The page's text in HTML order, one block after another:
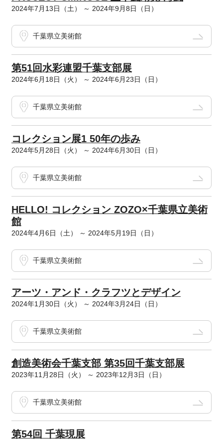
2024年7月13日（土） ～ 2024年9月8日（日）
千葉県立美術館
第51回水彩連盟千葉支部展
2024年6月18日（火） ～ 2024年6月23日（日）
千葉県立美術館
コレクション展1 50年の歩み
2024年5月28日（火） ～ 2024年6月30日（日）
千葉県立美術館
HELLO! コレクション ZOZO×千葉県立美術
館
2024年4月6日（土） ～ 2024年5月19日（日）
千葉県立美術館
アーツ・アンド・クラフツとデザイン
2024年1月30日（火） ～ 2024年3月24日（日）
千葉県立美術館
創造美術会千葉支部 第35回千葉支部展
2023年11月28日（火） ～ 2023年12月3日（日）
千葉県立美術館
第54回 千葉現展